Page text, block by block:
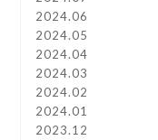
2024.06
2024.05
2024.04
2024.03
2024.02
2024.01
2023.12